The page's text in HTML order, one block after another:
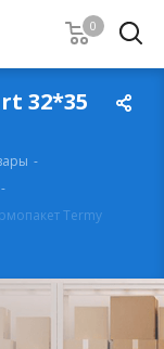
0
32*35
-
-
Termy